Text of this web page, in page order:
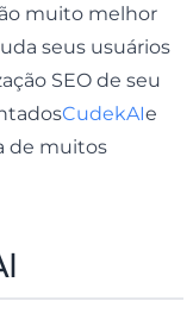
muito melhor
seus usuários
SEO de seu
CudekAIe
de muitos